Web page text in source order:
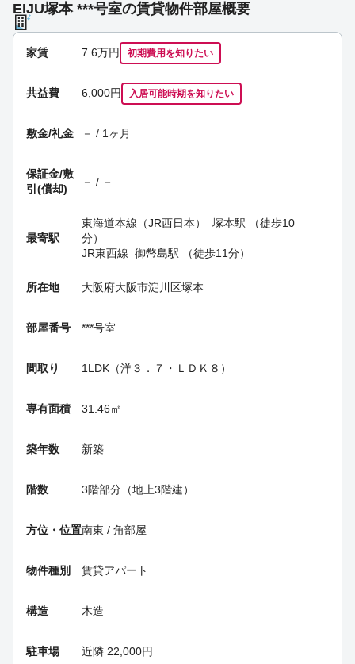
EIJU塚本 ***号室の賃貸物件部屋概要
家賃 7.6万円 初期費用を知りたい
共益費 6,000円 入居可能時期を知りたい
敷金/礼金 － / 1ヶ月
保証金/敷
引(償却)
－ / －
最寄駅
東海道本線（JR西日本） 塚本駅 （徒歩10
分）
JR東西線 御幣島駅 （徒歩11分）
所在地 大阪府大阪市淀川区塚本
部屋番号 ***号室
間取り 1LDK（洋３．７・ＬＤＫ８）
専有面積 31.46㎡
築年数 新築
階数 3階部分（地上3階建）
方位・位置南東 / 角部屋
物件種別 賃貸アパート
構造 木造
駐車場 近隣 22,000円